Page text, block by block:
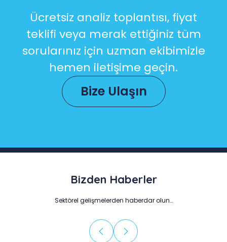
Ücretsiz analiz toplantısı, fiyat
teklifi veya merak ettiğiniz tüm
sorularınız için uzman ekibimizle
hemen iletişime geçin.
Bize Ulaşın
Bizden Haberler
Sektörel gelişmelerden haberdar olun…